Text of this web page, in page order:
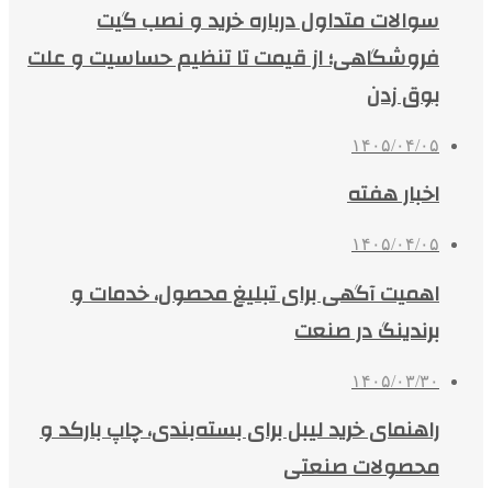
سوالات متداول درباره خرید و نصب گیت
فروشگاهی؛ از قیمت تا تنظیم حساسیت و علت
بوق زدن
۱۴۰۵/۰۴/۰۵
اخبار هفته
۱۴۰۵/۰۴/۰۵
اهمیت آگهی برای تبلیغ محصول، خدمات و
برندینگ در صنعت
۱۴۰۵/۰۳/۳۰
راهنمای خرید لیبل برای بسته‌بندی، چاپ بارکد و
محصولات صنعتی